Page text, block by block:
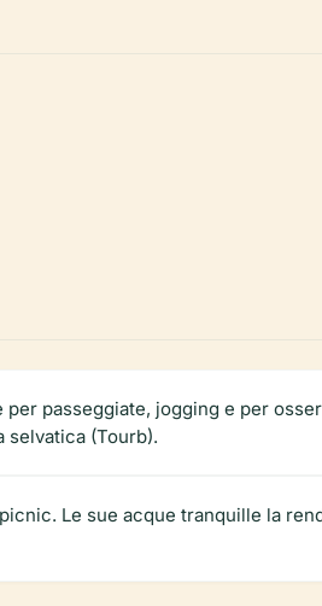
passeggiate, jogging e per
selvatica (Tourb).
Le sue acque tranquille la